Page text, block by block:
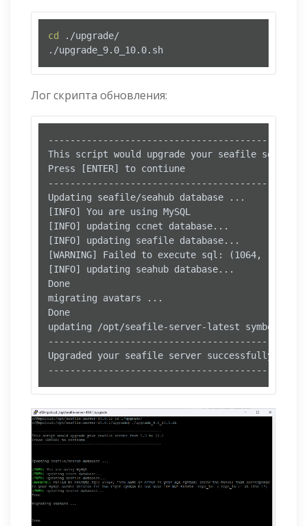
cd
./upgrade/
./upgrade_9.0_10.0.sh
Лог скрипта обновления:
This script would upgrade your seafile server
Press [ENTER] to contiune
Updating seafile/seahub database ...
[INFO] You are using MySQL
[INFO] updating ccnet database...
[INFO] updating seafile database...
[WARNING] Failed to execute sql: (1064,
[INFO] updating seahub database...
Done
migrating avatars ...
Done
updating /opt/seafile-server-latest symbolic
Upgraded your seafile server successfully.